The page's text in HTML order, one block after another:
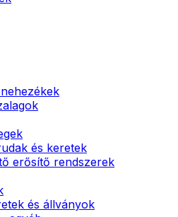
és keretek
erősítő rendszerek
és állványok